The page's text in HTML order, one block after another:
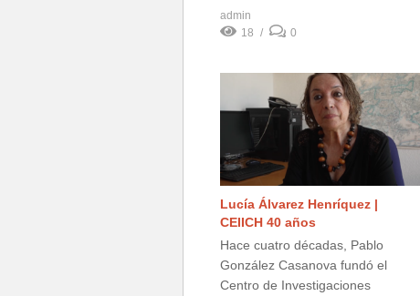
admin
18
0
Lucía Álvarez Henríquez |
CEIICH 40 años
Hace cuatro décadas, Pablo
González Casanova fundó el
Centro de Investigaciones